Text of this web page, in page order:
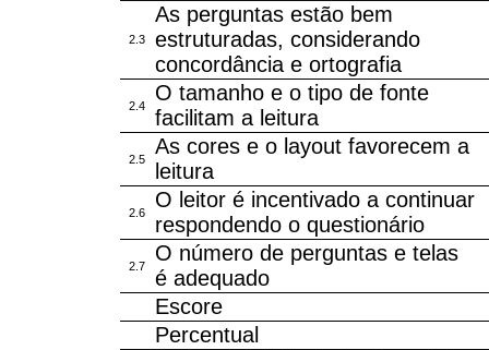
2.3
As perguntas estão bem
estruturadas, considerando
concordância e ortografia
2.4
O tamanho e o tipo de fonte
facilitam a leitura
2.5
As cores e o layout favorecem a
leitura
2.6
O leitor é incentivado a continuar
respondendo o questionário
2.7
O número de perguntas e telas
é adequado
Escore
Percentual